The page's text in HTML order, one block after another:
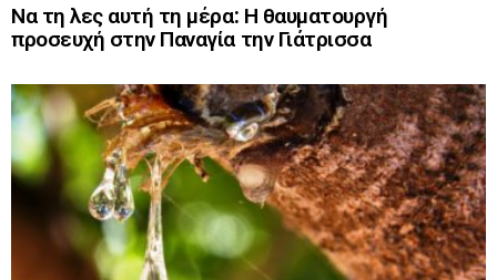
Να τη λες αυτή τη μέρα: Η θαυματουργή
προσευχή στην Παναγία την Γιάτρισσα